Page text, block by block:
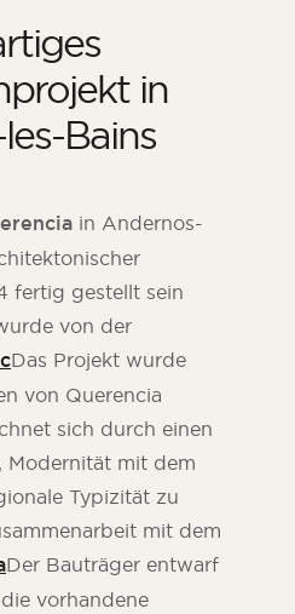
Ästhetik und den
inspirieren.
in
Bains
in Andernos-
fertig gestellt sein
von der
Das Projekt wurde
von Querencia
sich durch einen
Modernität mit dem
Typizität zu
mit dem
Der Bauträger entwarf
vorhandene